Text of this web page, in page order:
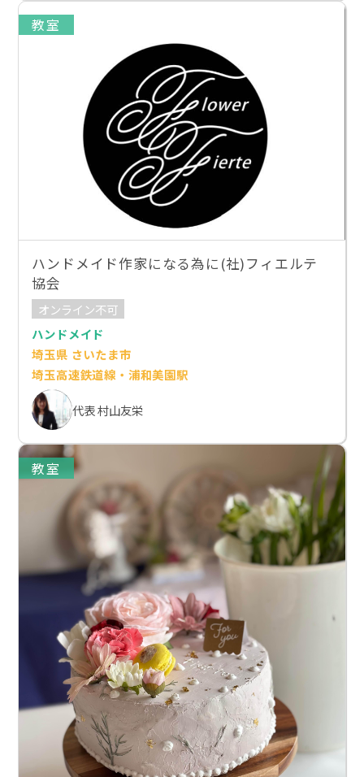
教室
ハンドメイド作家になる為に(社)フィエルテ
協会
オンライン不可
ハンドメイド
埼玉県 さいたま市
埼玉高速鉄道線・浦和美園駅
代表 村山友栄
教室